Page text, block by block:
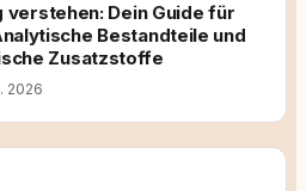
Dein Guide für
Bestandteile und
Zusatzstoffe
2026